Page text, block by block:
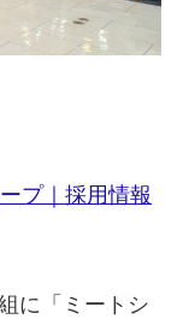
プ｜採用情報
に「ミートシ